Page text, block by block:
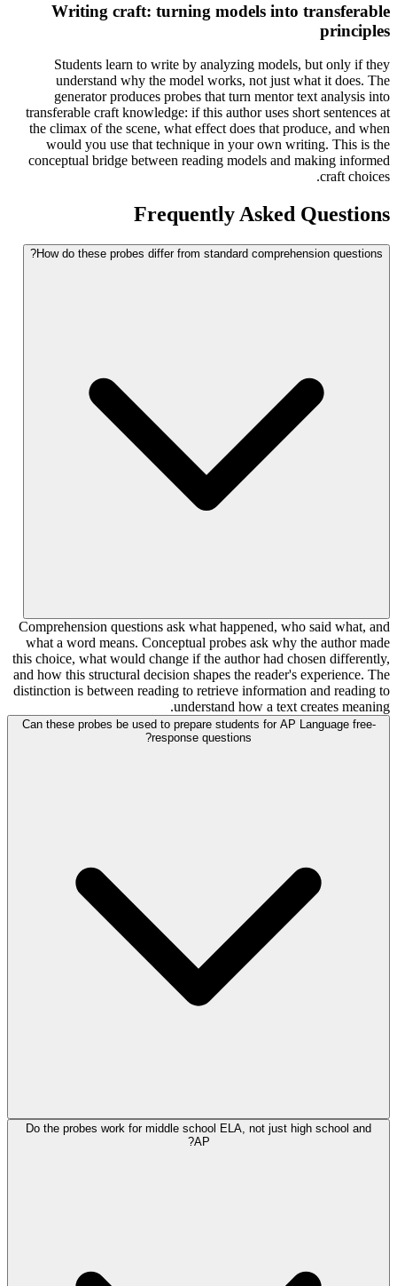
Writing craft: turning models into transferable
principles
Students learn to write by analyzing models, but only if they
understand why the model works, not just what it does. The
generator produces probes that turn mentor text analysis into
transferable craft knowledge: if this author uses short sentences at
the climax of the scene, what effect does that produce, and when
would you use that technique in your own writing. This is the
conceptual bridge between reading models and making informed
craft choices.
Frequently Asked Questions
How do these probes differ from standard comprehension questions?
Comprehension questions ask what happened, who said what, and
what a word means. Conceptual probes ask why the author made
this choice, what would change if the author had chosen differently,
and how this structural decision shapes the reader's experience. The
distinction is between reading to retrieve information and reading to
understand how a text creates meaning.
Can these probes be used to prepare students for AP Language free-
response questions?
Do the probes work for middle school ELA, not just high school and
AP?